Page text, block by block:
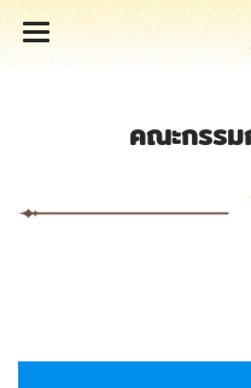
คณะกรรม